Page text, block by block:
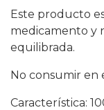
Este producto
medicamento y
equilibrada.
No consumir en
Característica: